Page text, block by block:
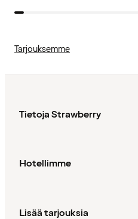
Tarjouksemme
Tietoja Strawberry
Hotellimme
Lisää tarjouksia